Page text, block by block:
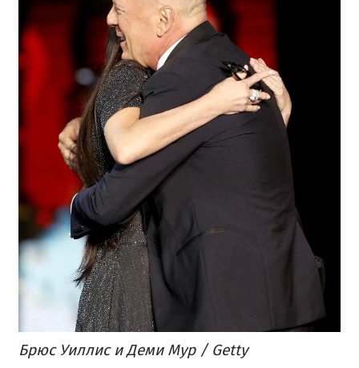
Брюс Уиллис и Деми Мур / Getty